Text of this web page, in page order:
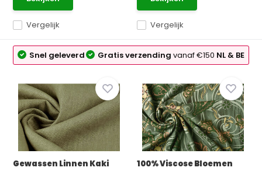
Vergelijk Vergelijk
Snel geleverd Gratis verzendingvanaf €150 NL & BE
Gewassen Linnen Kaki
100% Viscose Bloemen